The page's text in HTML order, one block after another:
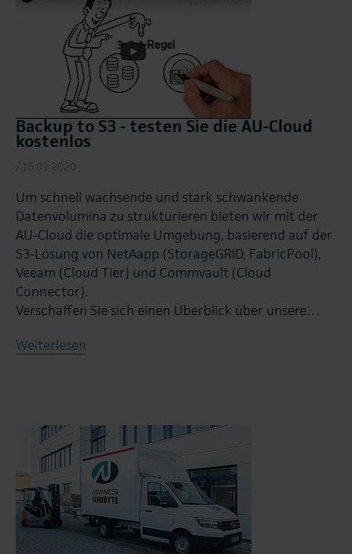
Backup to S3 - testen Sie die AU-Cloud
kostenlos
/15.01.2020
Um schnell wachsende und stark schwankende
Datenvolumina zu strukturieren bieten wir mit der
AU-Cloud die optimale Umgebung, basierend auf der
S3-Lösung von NetAapp (StorageGRID, FabricPool),
Veeam (Cloud Tier) und Commvault (Cloud
Connector).
Verschaffen Sie sich einen Überblick über unsere…
Weiterlesen